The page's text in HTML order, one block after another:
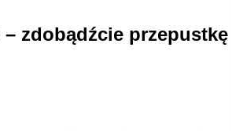
zdobądźcie przepustkę